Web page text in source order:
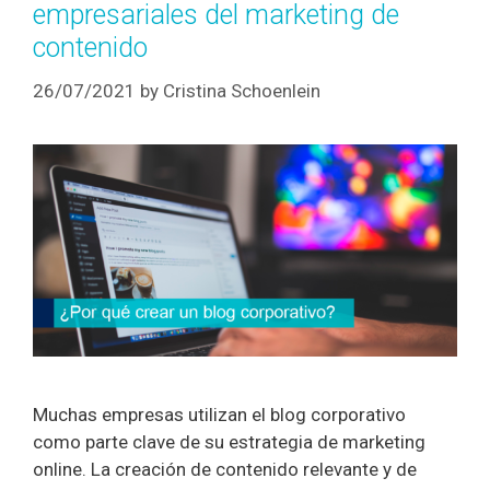
empresariales del marketing de
contenido
26/07/2021 by Cristina Schoenlein
Muchas empresas utilizan el blog corporativo
como parte clave de su estrategia de marketing
online. La creación de contenido relevante y de